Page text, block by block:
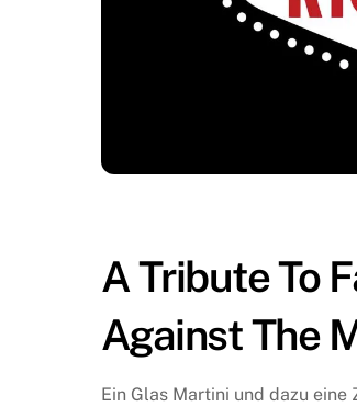
A Tribute To
Against The
Ein Glas Martini und dazu